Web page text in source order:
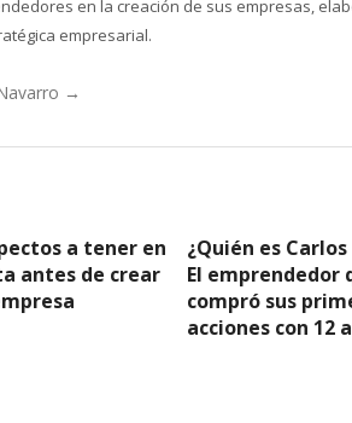
en la creación de sus empresas,
empresarial.
→
a tener en
antes de crear
¿Quién es
El emprendedor
compró sus
acciones con 12